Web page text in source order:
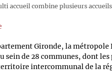
accueil combine plusieurs
Gironde, la
sein de 28 communes, dont
intercommunal de la